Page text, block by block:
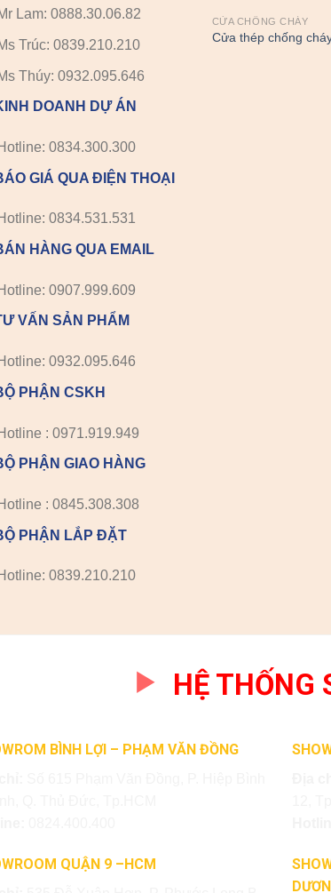
Lam: 0888.30.06.82
Trúc: 0839.210.210
Thúy: 0932.095.646
DOANH DỰ ÁN
0834.300.300
GIÁ QUA ĐIỆN THOẠI
0834.531.531
HÀNG QUA EMAIL
0907.999.609
VẤN SẢN PHẨM
0932.095.646
PHẬN CSKH
: 0971.919.949
PHẬN GIAO HÀNG
: 0845.308.308
PHẬN LẮP ĐẶT
0839.210.210
CỬA CHỐNG CHÁY
Cửa thép chống
HỆ THỐNG
BÌNH LỢI – PHẠM VĂN ĐỒNG
QUẬN 9 –HCM